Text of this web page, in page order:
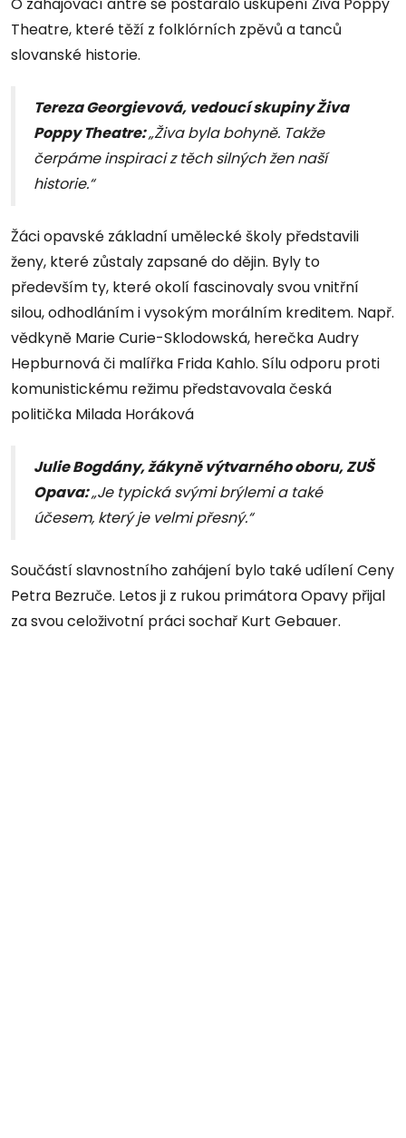
Theatre, které těží z folklórních zpěvů a tanců
slovanské historie.
Tereza Georgievová, vedoucí skupiny Živa
Poppy Theatre:„Živa byla bohyně. Takže
čerpáme inspiraci z těch silných žen naší
historie.“
Žáci opavské základní umělecké školy představili
ženy, které zůstaly zapsané do dějin. Byly to
především ty, které okolí fascinovaly svou vnitřní
silou, odhodláním i vysokým morálním kreditem. Např.
vědkyně Marie Curie-Sklodowská, herečka Audry
Hepburnová či malířka Frida Kahlo. Sílu odporu proti
komunistickému režimu představovala česká
politička Milada Horáková
Julie Bogdány, žákyně výtvarného oboru, ZUŠ
Opava:„Je typická svými brýlemi a také
účesem, který je velmi přesný.“
Součástí slavnostního zahájení bylo také udílení Ceny
Petra Bezruče. Letos ji z rukou primátora Opavy přijal
za svou celoživotní práci sochař Kurt Gebauer.